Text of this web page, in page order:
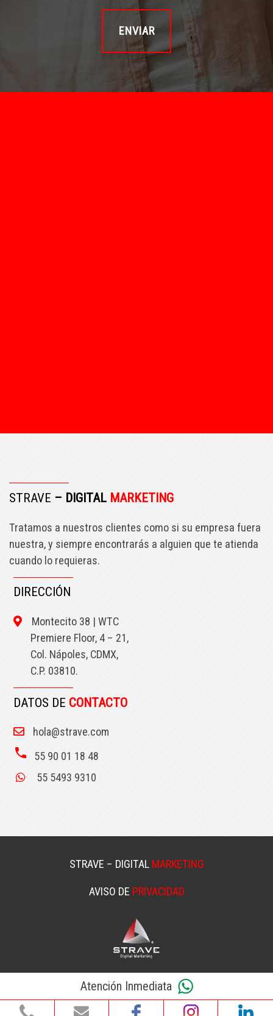
STRAVE – DIGITAL MARKETING
Tratamos a nuestros clientes como si su empresa fuera
nuestra, y siempre encontrarás a alguien que te atienda
cuando lo requieras.
DIRECCIÓN
Montecito 38 | WTC
Premiere Floor, 4 – 21,
Col. Nápoles, CDMX,
C.P. 03810.
DATOS DE CONTACTO
hola@strave.com
phone
55 90 01 18 48
55 5493 9310
STRAVE – DIGITAL MARKETING
AVISO DE PRIVACIDAD
Atención Inmediata